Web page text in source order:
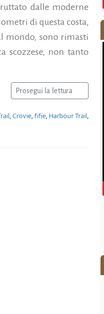
dalle moderne
di questa costa,
mondo, sono rimasti
scozzese, non tanto
Prosegui la lettura
,Crovie,fifie, Harbour Trail,